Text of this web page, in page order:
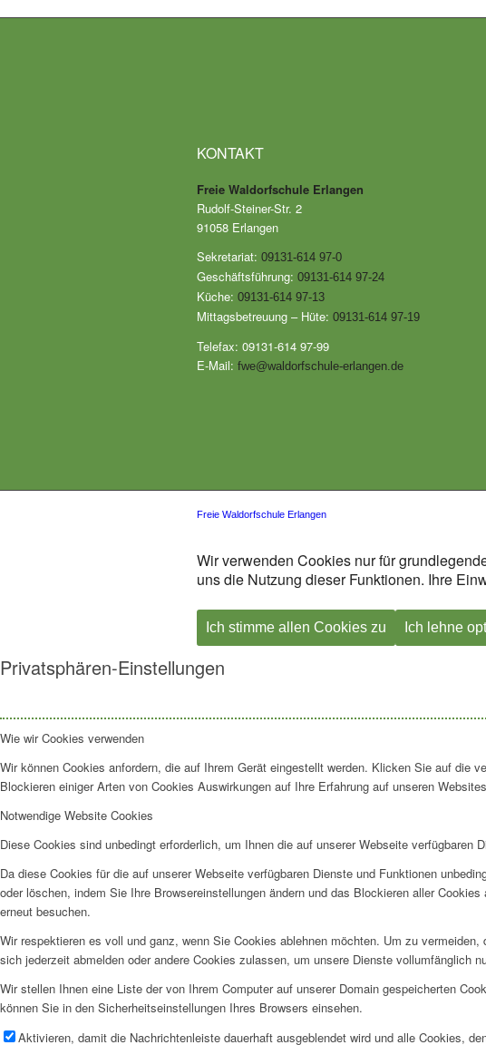
KONTAKT
Freie Waldorfschule Erlangen
Rudolf-Steiner-Str. 2
91058 Erlangen
Sekretariat: 09131-614 97-0
Geschäftsführung: 09131-614 97-24
Küche: 09131-614 97-13
Mittagsbetreuung – Hüte: 09131-614 97-19
Telefax: 09131-614 97-99
E-Mail: fwe@waldorfschule-erlangen.de
Freie Waldorfschule Erlangen
Wir verwenden Cookies nur für
uns die Nutzung dieser Funktionen. Ihre
Ich stimme allen Cookies zu Ich lehne
Privatsphären-Einstellungen
Wie wir Cookies verwenden
Wir können Cookies anfordern, die auf Ihrem Gerät eingestellt werden. Klicken Sie auf die
Blockieren einiger Arten von Cookies Auswirkungen auf Ihre Erfahrung auf unseren
Notwendige Website Cookies
Diese Cookies sind unbedingt erforderlich, um Ihnen die auf unserer Webseite verfügbaren
Da diese Cookies für die auf unserer Webseite verfügbaren Dienste und Funktionen
oder löschen, indem Sie Ihre Browsereinstellungen ändern und das Blockieren aller
erneut besuchen.
Wir respektieren es voll und ganz, wenn Sie Cookies ablehnen möchten. Um zu
sich jederzeit abmelden oder andere Cookies zulassen, um unsere Dienste vollumfänglich
Wir stellen Ihnen eine Liste der von Ihrem Computer auf unserer Domain gespeicherten
können Sie in den Sicherheitseinstellungen Ihres Browsers einsehen.
Aktivieren, damit die Nachrichtenleiste dauerhaft ausgeblendet wird und alle Cookies,